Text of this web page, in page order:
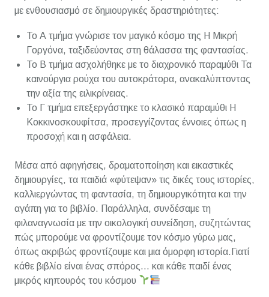
με ενθουσιασμό σε δημιουργικές δραστηριότητες:
Το Α τμήμα γνώρισε τον μαγικό κόσμο της Η Μικρή
Γοργόνα, ταξιδεύοντας στη θάλασσα της φαντασίας.
Το Β τμήμα ασχολήθηκε με το διαχρονικό παραμύθι Τα
καινούργια ρούχα του αυτοκράτορα, ανακαλύπτοντας
την αξία της ειλικρίνειας.
Το Γ τμήμα επεξεργάστηκε το κλασικό παραμύθι Η
Κοκκινοσκουφίτσα, προσεγγίζοντας έννοιες όπως η
προσοχή και η ασφάλεια.
Μέσα από αφηγήσεις, δραματοποίηση και εικαστικές
δημιουργίες, τα παιδιά «φύτεψαν» τις δικές τους ιστορίες,
καλλιεργώντας τη φαντασία, τη δημιουργικότητα και την
αγάπη για το βιβλίο. Παράλληλα, συνδέσαμε τη
φιλαναγνωσία με την οικολογική συνείδηση, συζητώντας
πώς μπορούμε να φροντίζουμε τον κόσμο γύρω μας,
όπως ακριβώς φροντίζουμε και μια όμορφη ιστορία.Γιατί
κάθε βιβλίο είναι ένας σπόρος… και κάθε παιδί ένας
μικρός κηπουρός του κόσμου